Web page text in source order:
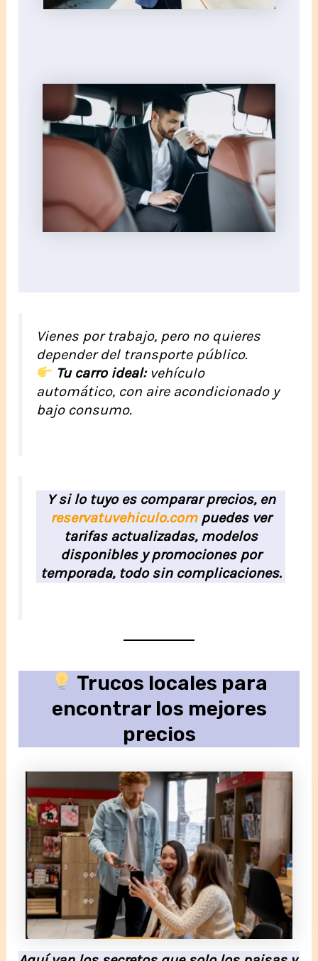
Vienes por trabajo, pero no quieres
depender del transporte público.
Tu carro ideal:vehículo
automático, con aire acondicionado y
bajo consumo.
Y si lo tuyo es comparar precios, en
reservatuvehiculo.compuedes ver
tarifas actualizadas, modelos
disponibles y promociones por
temporada, todo sin complicaciones.
Trucos locales para
encontrar los mejores
precios